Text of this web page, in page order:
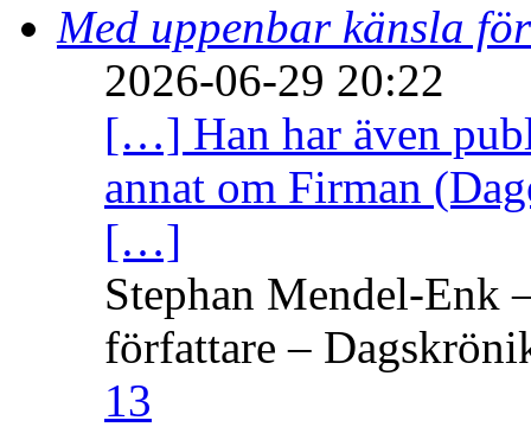
Med uppenbar känsla
2026-06-29 20:22
[…] Han har även
annat om Firman
[…]
Stephan Mendel-Enk
författare –
13